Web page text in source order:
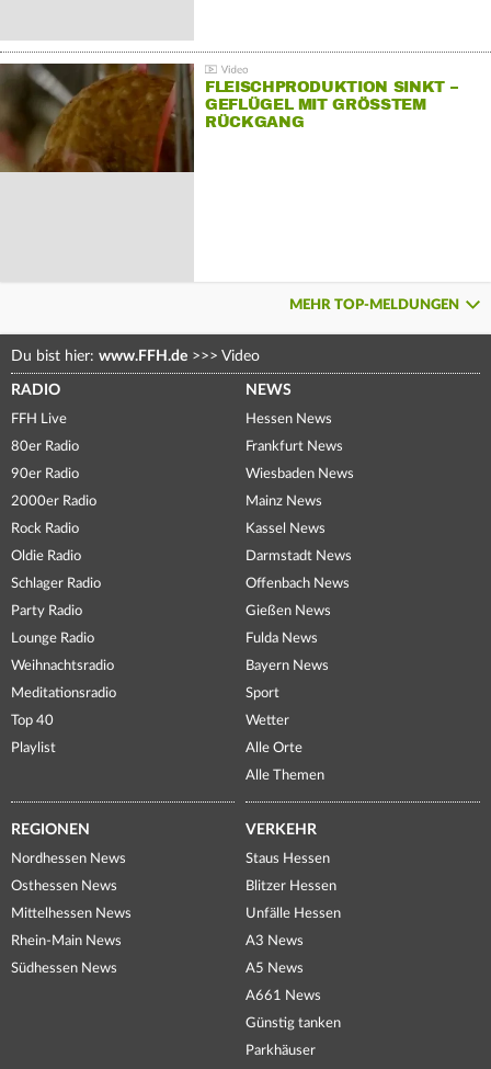
FLEISCHPRODUKTION SINKT –
GEFLÜGEL MIT GRÖSSTEM R
ÜCKGANG
MEHR TOP-MELDUNGEN
Du bist hier: www.FFH.de >>> Video
RADIO
FFH Live
80er Radio
90er Radio
2000er Radio
Rock Radio
Oldie Radio
Schlager Radio
Party Radio
Lounge Radio
Weihnachtsradio
Meditationsradio
Top 40
Playlist
NEWS
Hessen News
Frankfurt News
Wiesbaden News
Mainz News
Kassel News
Darmstadt News
Offenbach News
Gießen News
Fulda News
Bayern News
Sport
Wetter
Alle Orte
Alle Themen
REGIONEN
Nordhessen News
Osthessen News
Mittelhessen News
Rhein-Main News
Südhessen News
VERKEHR
Staus Hessen
Blitzer Hessen
Unfälle Hessen
A3 News
A5 News
A661 News
Günstig tanken
Parkhäuser